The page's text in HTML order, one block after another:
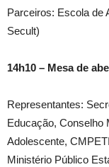
Parceiros: Escola de
Secult)
14h10 – Mesa de
Representantes:
Educação, Conselho
Adolescente,
Ministério Público